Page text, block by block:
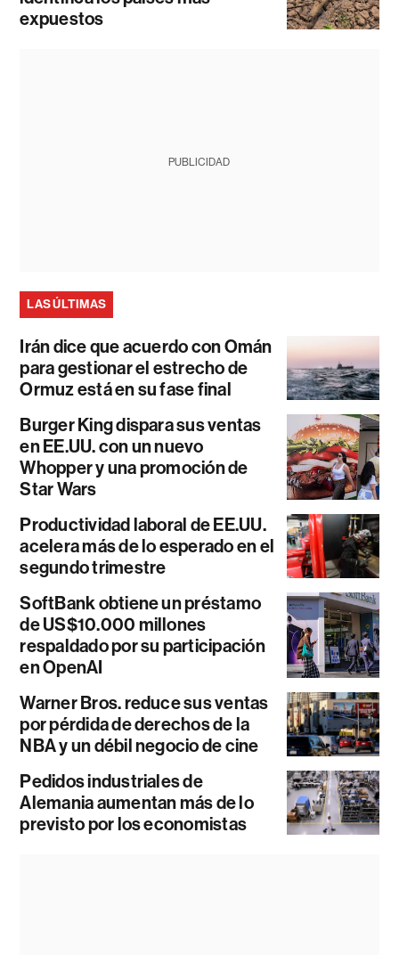
expuestos
PUBLICIDAD
LAS ÚLTIMAS
Irán dice que acuerdo con Omán
para gestionar el estrecho de
Ormuz está en su fase final
Burger King dispara sus ventas
en EE.UU. con un nuevo
Whopper y una promoción de
Star Wars
Productividad laboral de EE.UU.
acelera más de lo esperado en el
segundo trimestre
SoftBank obtiene un préstamo
de US$10.000 millones
respaldado por su participación
en OpenAI
Warner Bros. reduce sus ventas
por pérdida de derechos de la
NBA y un débil negocio de cine
Pedidos industriales de
Alemania aumentan más de lo
previsto por los economistas